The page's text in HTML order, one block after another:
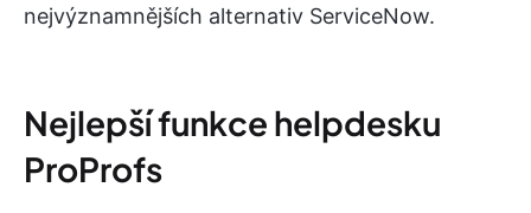
nejvýznamnějších alternativ ServiceNow.
Nejlepší funkce helpdesku
ProProfs